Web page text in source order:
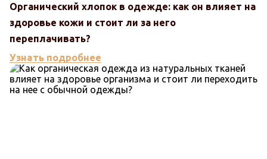
Органический хлопок в одежде: как он влияет на
здоровье кожи и стоит ли за него
переплачивать?
Узнать подробнее